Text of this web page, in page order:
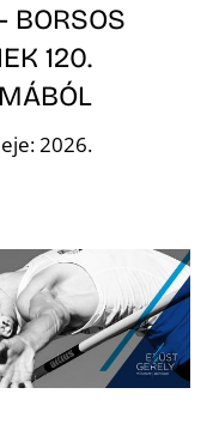
BORSOS
120.
2026.